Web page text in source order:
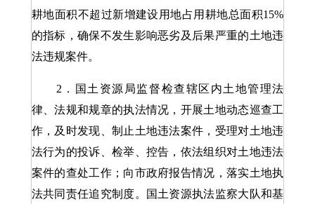
耕地面积不超过新增建设用地占用耕地总面积15%
的指标，确保不发生影响恶劣及后果严重的土地违
法违规案件。
2．国土资源局监督检查辖区内土地管理法
律、法规和规章的执法情况，开展土地动态巡查工
作，及时发现、制止土地违法案件，受理对土地违
法行为的投诉、检举、控告，依法组织对土地违法
案件的查处工作；向市政府报告情况，落实土地执
法共同责任追究制度。国土资源执法监察大队和基